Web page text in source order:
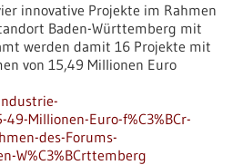
innovative Projekte im Rahmen
Baden-Württemberg mit
werden damit 16 Projekte mit
von 15,49 Millionen Euro
Millionen-Euro-f%C3%BCr-
des-Forums-
W%C3%BCrttemberg